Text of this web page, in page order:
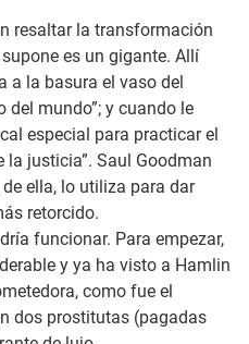
resaltar la transformación
es un gigante. Allí
a la basura el vaso del
del mundo”; y cuando le
especial para practicar el
la justicia”. Saul Goodman
ella, lo utiliza para dar
retorcido.
funcionar. Para empezar,
y ya ha visto a Hamlin
como fue el
dos prostitutas (pagadas